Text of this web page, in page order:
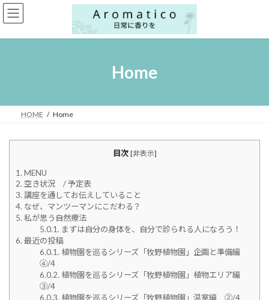
コ
ン
ン
ナ
ビ
ー
Home
HOME Home
目次 [非表示]
1. MENU
2. 空き状況 / 予定表
3. 講座を通してお伝えしていること
4. なぜ、マンツーマンにこだわる？
5. 私が思う自然療法
5.0.1. まずは自分の身体を、自分で診られる人になろう！
6. 最近の投稿
6.0.1. 植物園を巡るシリーズ「牧野植物園」企画と準備編
④/4
6.0.2. 植物園を巡るシリーズ「牧野植物園」植物エリア編
③/4
6.0.3. 植物園を巡るシリーズ「牧野植物園」温室編 ➁/4